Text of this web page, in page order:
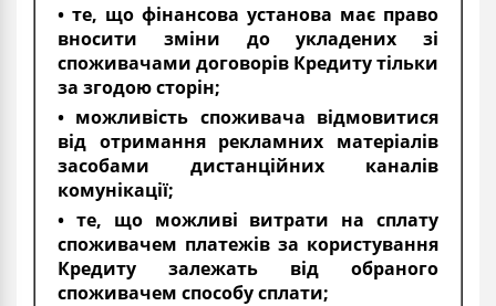
• те, що фінансова установа має право
вносити зміни до укладених зі
споживачами договорів Кредиту тільки
за згодою сторін;
• можливість споживача відмовитися
від отримання рекламних матеріалів
засобами дистанційних каналів
комунікації;
• те, що можливі витрати на сплату
споживачем платежів за користування
Кредиту залежать від обраного
споживачем способу сплати;